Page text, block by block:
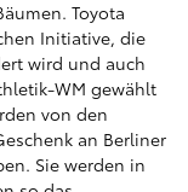
Toyota
Initiative, die
wird und auch
WM gewählt
von den
an Berliner
Sie werden in